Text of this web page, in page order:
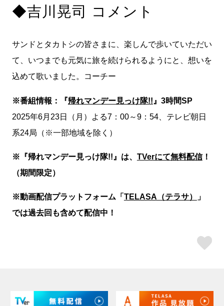
◆吉川晃司 コメント
サンドとタカトシの皆さまに、楽しんで歩いていただい
て、いつまでも元気に旅を続けられるようにと、想いを
込めて歌いました。コーチー
※番組情報：『帰れマンデー見っけ隊!! 』3時間SP
2025年6月23日（月）よる7：00～9：54、テレビ朝日
系24局（※一部地域を除く）
※『帰れマンデー見っけ隊!!』は、 TVerにて無料配信！
（期間限定）
※動画配信プラットフォーム「 TELASA（テラサ）
」
では過去回も含めて配信中！